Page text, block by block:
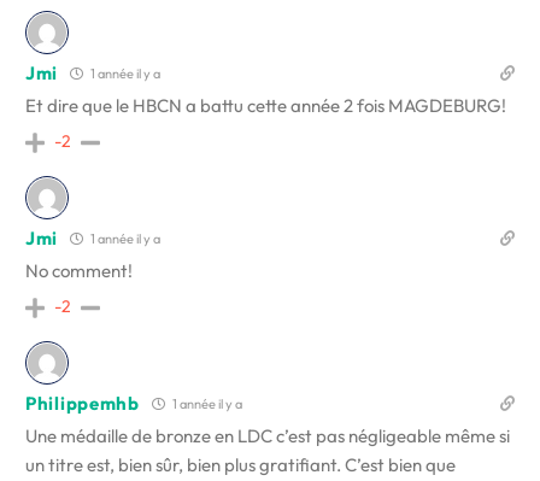
Jmi 1 année il y a
Et dire que le HBCN a battu cette année 2 fois MAGDEBURG!
-2
Jmi 1 année il y a
No comment!
-2
Philippemhb 1 année il y a
Une médaille de bronze en LDC c’est pas négligeable même si
un titre est, bien sûr, bien plus gratifiant. C’est bien que